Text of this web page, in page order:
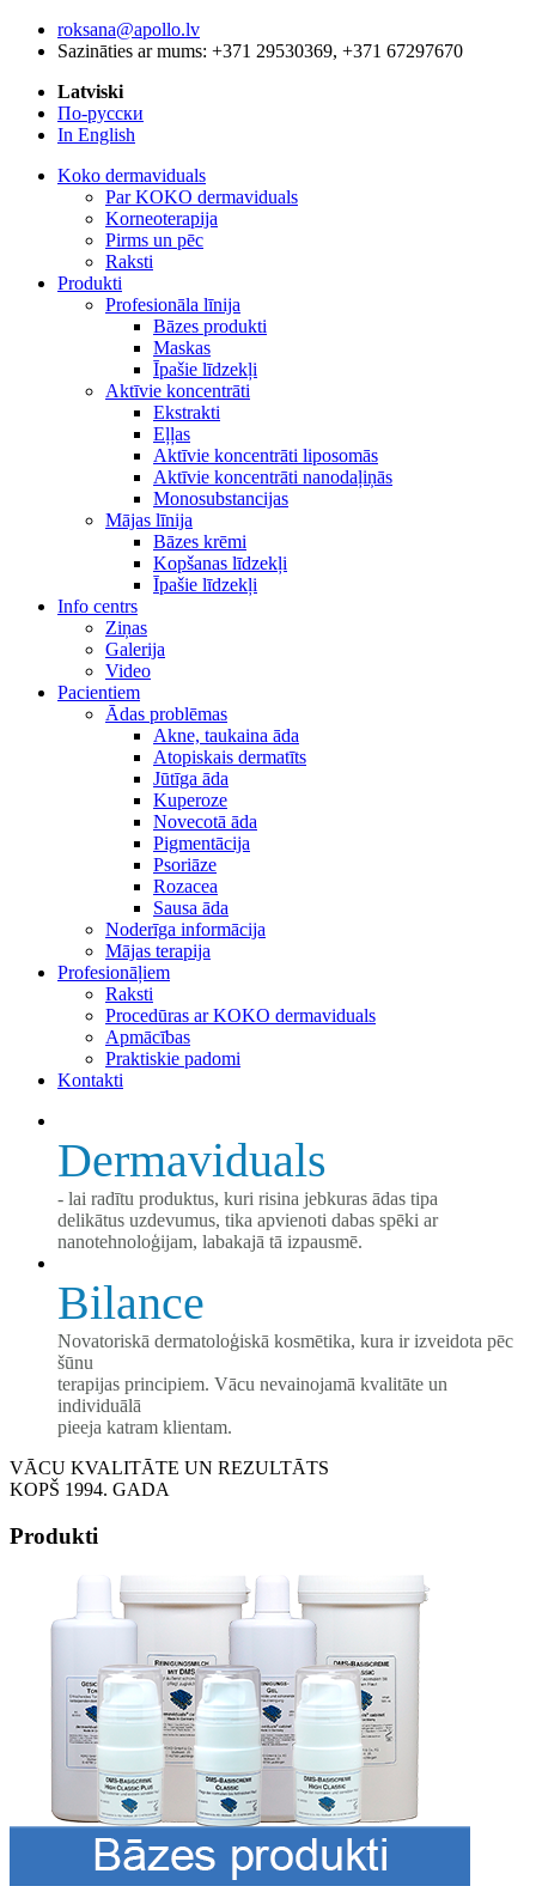
roksana@apollo.lv
Sazināties ar mums: +371 29530369, +371 67297670
Latviski
По-русски
In English
Koko dermaviduals
Par KOKO dermaviduals
Korneoterapija
Pirms un pēc
Raksti
Produkti
Profesionāla līnija
Bāzes produkti
Maskas
Īpašie līdzekļi
Aktīvie koncentrāti
Ekstrakti
Eļļas
Aktīvie koncentrāti liposomās
Aktīvie koncentrāti nanodaļiņās
Monosubstancijas
Mājas līnija
Bāzes krēmi
Kopšanas līdzekļi
Īpašie līdzekļi
Info centrs
Ziņas
Galerija
Video
Pacientiem
Ādas problēmas
Akne, taukaina āda
Atopiskais dermatīts
Jūtīga āda
Kuperoze
Novecotā āda
Pigmentācija
Psoriāze
Rozacea
Sausa āda
Noderīga informācija
Mājas terapija
Profesionāļiem
Raksti
Procedūras ar KOKO dermaviduals
Apmācības
Praktiskie padomi
Kontakti
Dermaviduals
- lai radītu produktus, kuri risina jebkuras ādas tipa
delikātus uzdevumus, tika apvienoti dabas spēki ar
nanotehnoloģijam, labakajā tā izpausmē.
Bilance
Novatoriskā dermatoloģiskā kosmētika, kura ir izveidota pēc
šūnu
terapijas principiem. Vācu nevainojamā kvalitāte un
individuālā
pieeja katram klientam.
VĀCU KVALITĀTE UN REZULTĀTS
KOPŠ 1994. GADA
Produkti